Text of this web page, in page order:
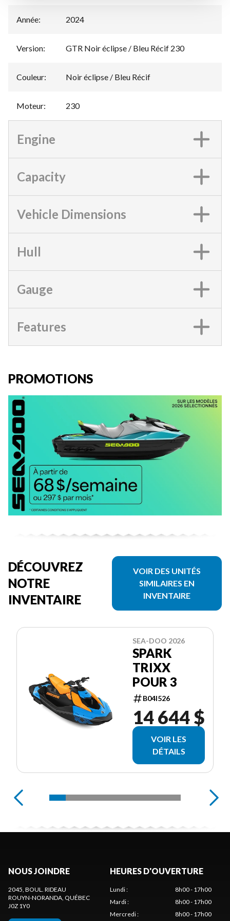
Année: 2024
Version: GTR Noir éclipse / Bleu Récif 230
Couleur: Noir éclipse / Bleu Récif
Moteur: 230
Engine
Capacity
Vehicle Dimensions
Hull
Gauge
Features
PROMOTIONS
DÉCOUVREZ
NOTRE
INVENTAIRE
VOIR DES UNITÉS
SIMILAIRES EN
INVENTAIRE
SEA-DOO 2026
SPARK
TRIXX
POUR 3
B04I526
14 644 $
VOIR LES
DÉTAILS
NOUS JOINDRE
2045, BOUL. RIDEAU
ROUYN-NORANDA , QUÉBEC
J0Z 1Y0
HEURES D'OUVERTURE
Lundi:
8h00 - 17h00
Mardi:
8h00 - 17h00
Mercredi: 8h00 - 17h00